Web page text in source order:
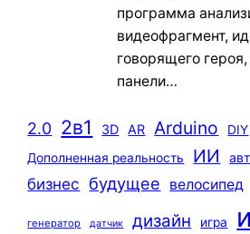
программа
видеофрагмент,
говорящего
панели…
2.0 2в1 3D AR Arduino DIY
Дополненная реальность ИИ
бизнес будущее велосипед
генератор датчик дизайн игра